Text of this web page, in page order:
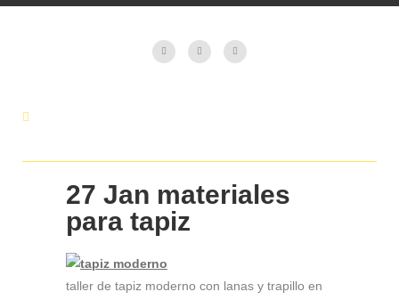
27 Jan materiales
para tapiz
taller de tapiz moderno con lanas y trapillo en